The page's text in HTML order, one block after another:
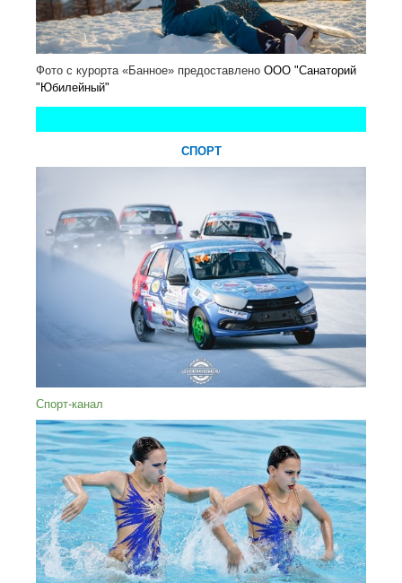
Фото с курорта «Банное» предоставлено ООО "Санаторий
"Юбилейный"
СПОРТ
Спорт-канал